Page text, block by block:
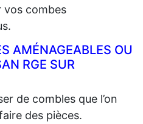
vos combes
AMÉNAGEABLES OU
RGE SUR
de combles que l’on
des pièces.